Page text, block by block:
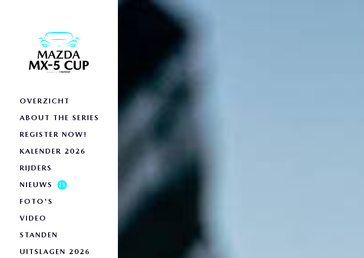
OVERZICHT
ABOUT THE SERIES
REGISTER NOW!
KALENDER 2026
RIJDERS
NIEUWS
25
FOTO'S
VIDEO
STANDEN
UITSLAGEN 2026